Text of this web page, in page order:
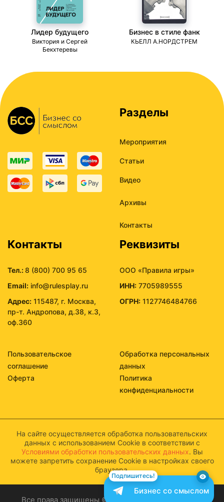
Лидер будущего
Виктория и Сергей
Бекхтеревы
Бизнес в стиле фанк
КЬЕЛЛ А.НОРДСТРЕМ
Разделы
Мероприятия
Статьи
Видео
Архивы
Контакты
Контакты
Тел.:8 (800) 700 95 65
Email: info@rulesplay.ru
Адрес: 115487, г. Москва,
пр-т. Андропова, д.38, к.3,
оф.360
Реквизиты
ООО «Правила игры»
ИНН: 7705989555
ОГРН: 1127746484766
Пользовательское
соглашение
Обработка персональных
данных
Оферта
Политика
конфиденциальности
На сайте осуществляется обработка пользовательских
данных с использованием Cookie в соответствии с
Условиями обработки пользовательских данных. Вы
можете запретить сохранение Cookie в настройках своего
браузера.
Все права защищены © 2026 Бизнес со смыслом
Бизнес со смыслом
Подпишитесь!